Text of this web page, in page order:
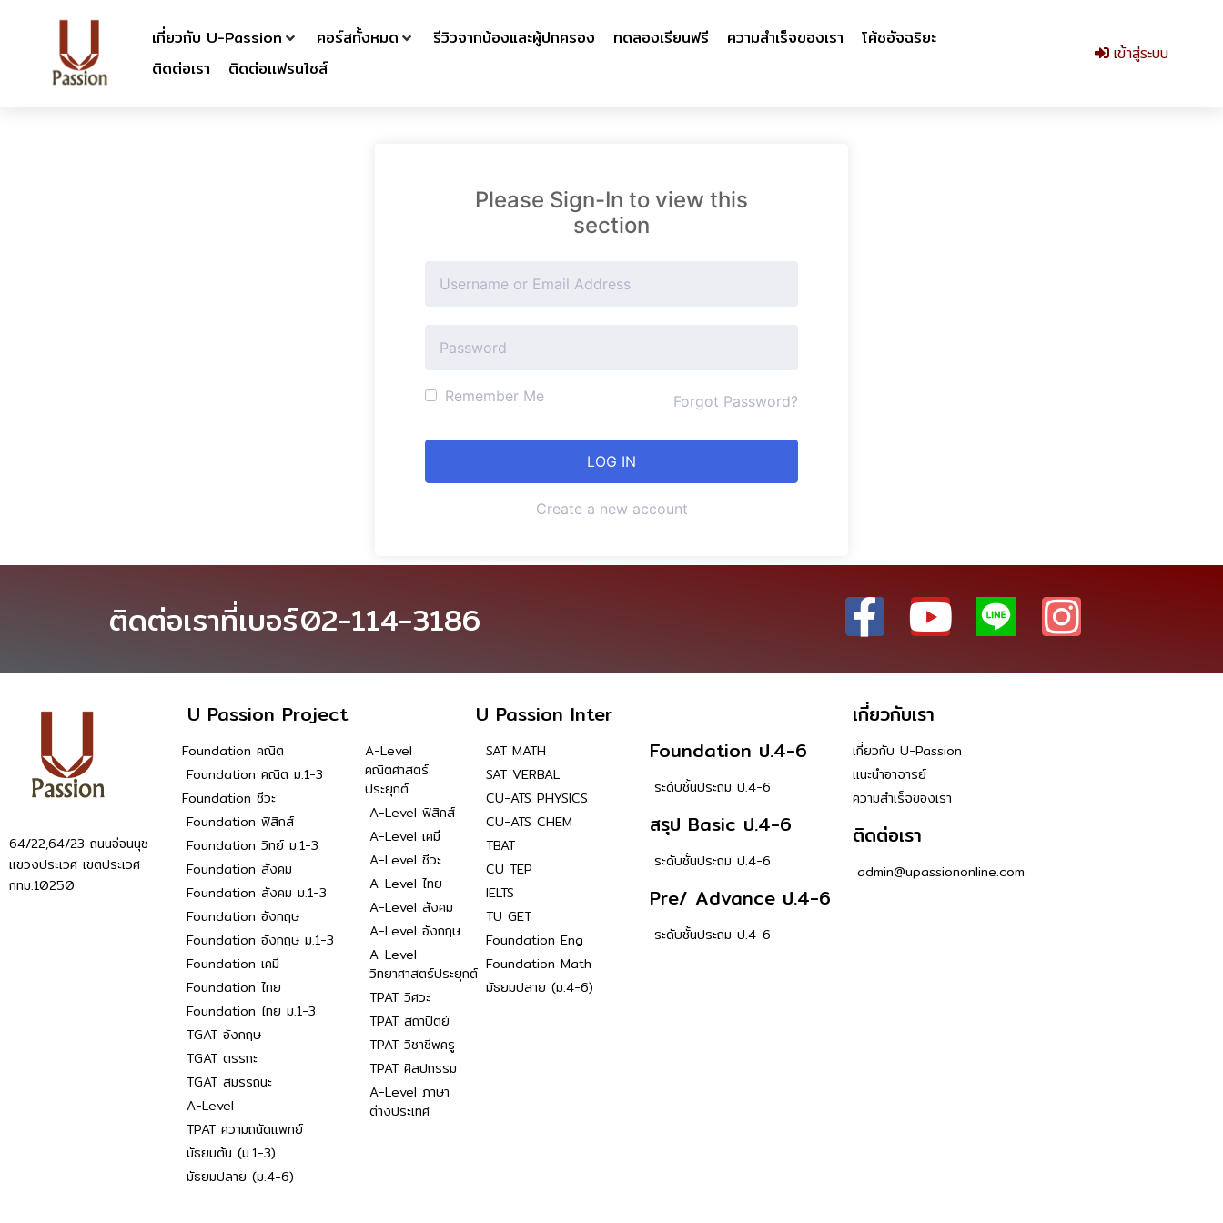
เกี่ยวกับ U-Passion คอร์สทั้งหมด รีวิวจากน้องและผู้ปกครอง ทดลองเรียนฟรี ความสำเร็จของเรา
โค้ชอัจฉริยะ
ติดต่อเรา
ติดต่อเเฟรนไชส์
เข้าสู่ระบบ
Please Sign-In to view this
section
Remember Me Forgot Password?
Create a new account
ติดต่อเราที่เบอร์02-114-3186
U Passion Project U Passion Inter เกี่ยวกับเรา
64/22,64/23 ถนนอ่อนนุช
แขวงประเวศ เขตประเวศ
กทม.10250
Foundation คณิต
Foundation คณิต ม.1-3
Foundation ชีวะ
Foundation ฟิสิกส์
Foundation วิทย์ ม.1-3
Foundation สังคม
Foundation สังคม ม.1-3
Foundation อังกฤษ
Foundation อังกฤษ ม.1-3
Foundation เคมี
Foundation ไทย
Foundation ไทย ม.1-3
TGAT อังกฤษ
TGAT ตรรกะ
TGAT สมรรถนะ
A-Level
TPAT ความถนัดแพทย์
มัธยมต้น (ม.1-3)
มัธยมปลาย (ม.4-6)
A-Level
คณิตศาสตร์
ประยุกต์
A-Level ฟิสิกส์
A-Level เคมี
A-Level ชีวะ
A-Level ไทย
A-Level สังคม
A-Level อังกฤษ
A-Level
วิทยาศาสตร์ประยุกต์
TPAT วิศวะ
TPAT สถาปัตย์
TPAT วิชาชีพครู
TPAT ศิลปกรรม
A-Level ภาษา
ต่างประเทศ
SAT MATH
SAT VERBAL
CU-ATS PHYSICS
CU-ATS CHEM
TBAT
CU TEP
IELTS
TU GET
Foundation Eng
Foundation Math
มัธยมปลาย (ม.4-6)
Foundation ป.4-6
ระดับชั้นประถม ป.4-6
สรุป Basic ป.4-6
ระดับชั้นประถม ป.4-6
Pre/ Advance ป.4-6
ระดับชั้นประถม ป.4-6
เกี่ยวกับ U-Passion
แนะนำอาจารย์
ความสำเร็จของเรา
ติดต่อเรา
admin@upassiononline.com